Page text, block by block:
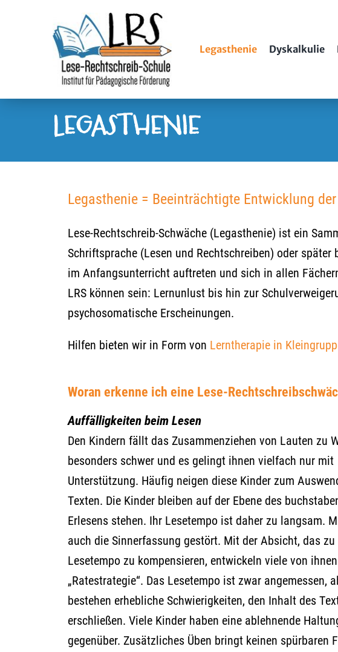
Legasthenie Dyskalkulie
LEGASTHENIE
Legasthenie = Beeinträchtigte Entwicklung
Lese-Rechtschreib-Schwäche (Legasthenie) ist ein
Schriftsprache (Lesen und Rechtschreiben) oder
im Anfangsunterricht auftreten und sich in allen
LRS können sein: Lernunlust bis hin zur
psychosomatische Erscheinungen.
Hilfen bieten wir in Form von Lerntherapie in
Woran erkenne ich eine Lese-Rechtschreibs
Auffälligkeiten beim Lesen
Den Kindern fällt das Zusammenziehen von Lauten zu
besonders schwer und es gelingt ihnen vielfach nur mit
Unterstützung. Häufig neigen diese Kinder zum
Texten. Die Kinder bleiben auf der Ebene des
Erlesens stehen. Ihr Lesetempo ist daher zu langsam.
auch die Sinnerfassung gestört. Mit der Absicht, das zu
Lesetempo zu kompensieren, entwickeln viele von
„Ratestrategie“. Das Lesetempo ist zwar angemessen,
bestehen erhebliche Schwierigkeiten, den Inhalt des
erschließen. Viele Kinder haben eine ablehnende
gegenüber. Zusätzliches Üben bringt keinen spürbaren